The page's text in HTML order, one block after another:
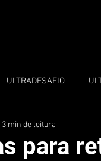
ULTRADESAFIO
para
3 min de leitura